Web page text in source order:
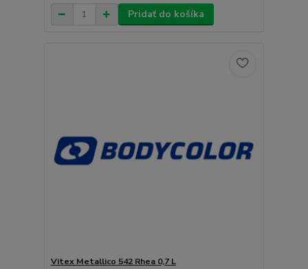
Pridať do košíka
Vitex Metallico 542 Rhea 0,7 L